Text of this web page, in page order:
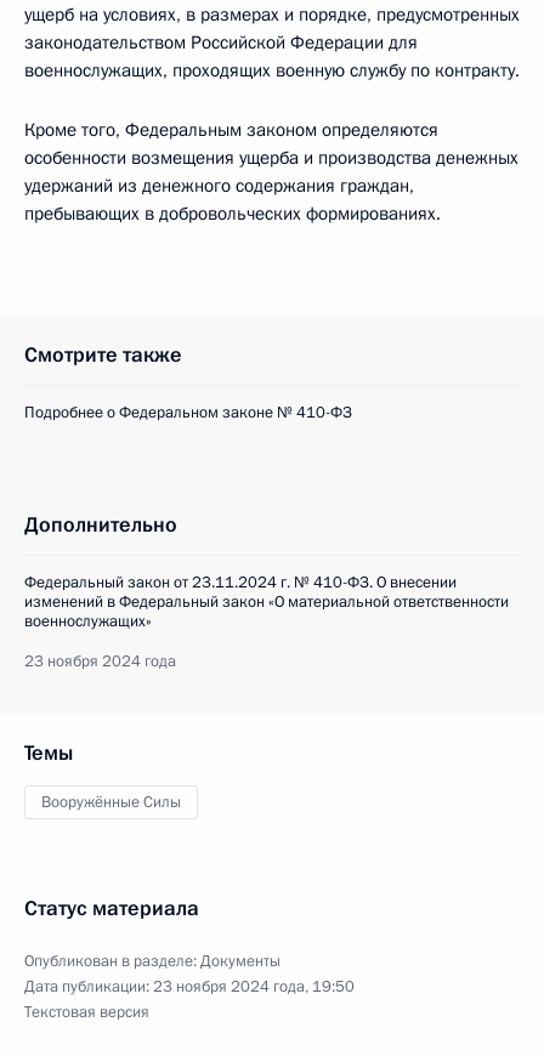
ущерб на условиях, в размерах и порядке, предусмотренных
законодательством Российской Федерации для
военнослужащих, проходящих военную службу по контракту.
Кроме того, Федеральным законом определяются
особенности возмещения ущерба и производства денежных
удержаний из денежного содержания граждан,
пребывающих в добровольческих формированиях.
Смотрите также
Подробнее о Федеральном законе № 410-ФЗ
Дополнительно
Федеральный закон от 23.11.2024 г. № 410-ФЗ. О внесении
изменений в Федеральный закон «О материальной ответственности
военнослужащих»
23 ноября 2024 года
Темы
Вооружённые Силы
Статус материала
Опубликован в разделе:Документы
Дата публикации:23 ноября 2024 года, 19:50
Текстовая версия